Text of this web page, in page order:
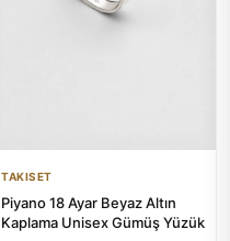
TAKISET
Piyano 18 Ayar Beyaz Altın
Kaplama Unisex Gümüş Yüzük